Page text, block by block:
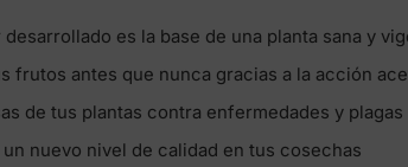
es la base de una planta sana y
frutos antes que nunca gracias a la acción
de tus plantas contra enfermedades y plagas
nuevo nivel de calidad en tus cosechas